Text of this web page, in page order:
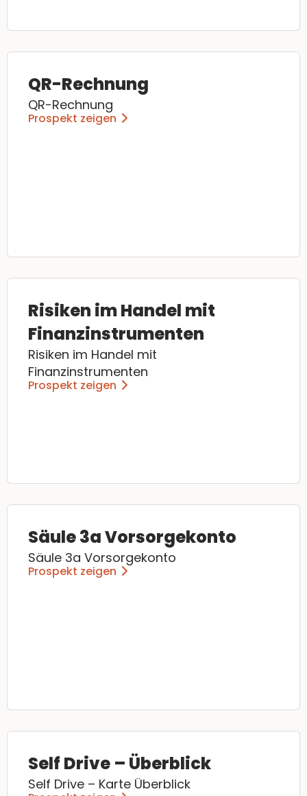
QR-Rechnung
QR-Rechnung
Prospekt zeigen
Risiken im Handel mit
Finanzinstrumenten
Risiken im Handel mit
Finanzinstrumenten
Prospekt zeigen
Säule 3a Vorsorgekonto
Säule 3a Vorsorgekonto
Prospekt zeigen
Self Drive – Überblick
Self Drive – Karte Überblick